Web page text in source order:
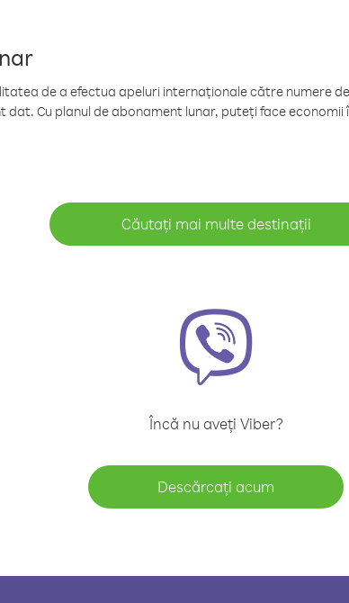
de a efectua apeluri internaționale către numere
dat. Cu planul de abonament lunar, puteți face
Căutați mai multe destinații
Încă nu aveți Viber?
Descărcați acum